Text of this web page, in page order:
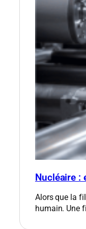
Nucléaire :
Alors que la
humain. Une